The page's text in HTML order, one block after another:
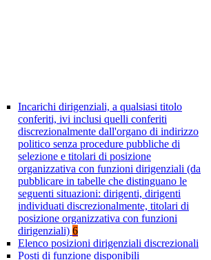
Incarichi dirigenziali, a qualsiasi titolo
conferiti, ivi inclusi quelli conferiti
discrezionalmente dall'organo di indirizzo
politico senza procedure pubbliche di
selezione e titolari di posizione
organizzativa con funzioni dirigenziali (da
pubblicare in tabelle che distinguano le
seguenti situazioni: dirigenti, dirigenti
individuati discrezionalmente, titolari di
posizione organizzativa con funzioni
dirigenziali) 6
Elenco posizioni dirigenziali discrezionali
Posti di funzione disponibili